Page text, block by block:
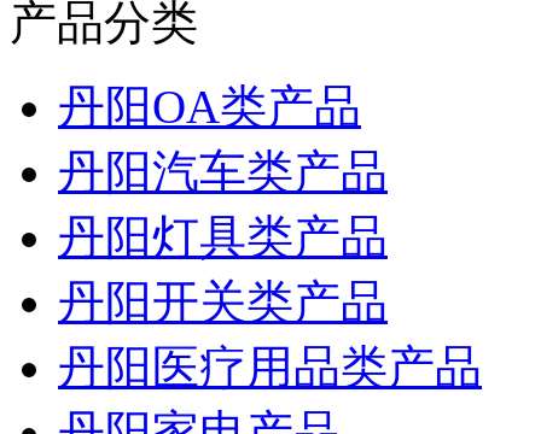
产品分类
丹阳OA类产品
丹阳汽车类产品
丹阳灯具类产品
丹阳开关类产品
丹阳医疗用品类产品